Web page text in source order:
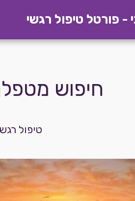
- פורטל טיפול רגשי
חיפוש
טיפול